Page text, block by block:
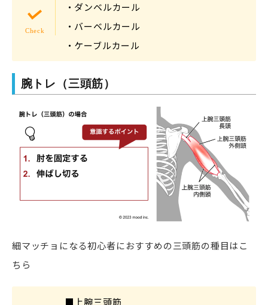
・ダンベルカール
・バーベルカール
・ケーブルカール
腕トレ（三頭筋）
細マッチョになる初心者におすすめの三頭筋の種目はこ
ちら
■上腕三頭筋